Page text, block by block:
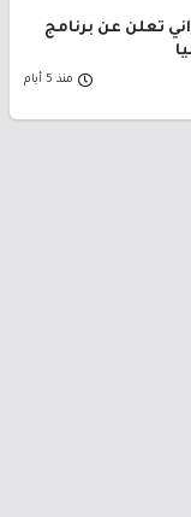
تعلن عن برنامج
منذ 5 أيام